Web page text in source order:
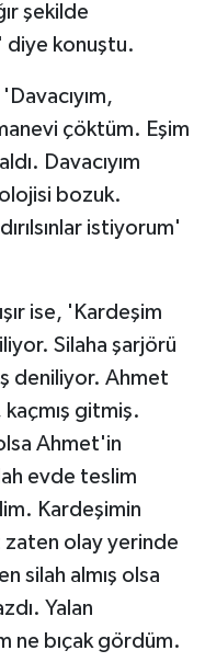
şekilde
diye konuştu.
çöktüm. Eşim
Davacıyım
bozuk.
istiyorum'
ise, 'Kardeşim
Silaha şarjörü
deniliyor. Ahmet
gitmiş.
Ahmet'in
evde teslim
Kardeşimin
zaten olay yerinde
silah almış olsa
Yalan
ne bıçak gördüm.